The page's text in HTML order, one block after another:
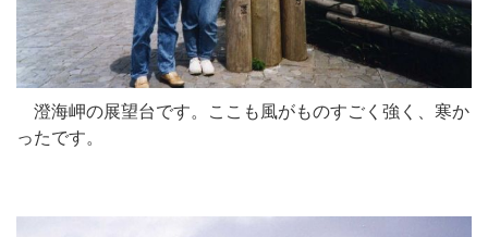
澄海岬の展望台です。ここも風がものすごく強く、寒か
ったです。